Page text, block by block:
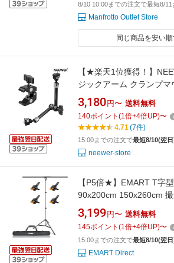
8/10 10:00までの注文で最短8/11
Manfrotto Outlet Store
同じ商品を安い
【★楽天1位獲得！】
ジックアーム クランプマ
カメラモニターマウント
オプション 1/4"＆3/
DSLR/アクションカメラ/
ST07/ST07C/ST16/ST16C
3,180 円〜 送料無料
140ポイント (1倍+4倍UP)〜
4.71(7件)
15:00までの注文で最短8/10(翌日
neewer-store
【P5倍★】EMART T字
90x200cm 150x260cm
バックスタンド 高さ調整
背景、写真スタジオ、生
オ通信、動画などに適用
成、ビデオ撮影など幅広
3,199 円〜 送料無料
145ポイント (1倍+4倍UP)〜
15:00までの注文で最短8/10(翌日
EMART Direct